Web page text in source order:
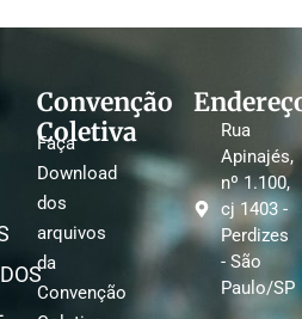
Convenção
Coletiva
Faça
Download
dos
arquivos
da
Convenção
Rua
Apinajés,
nº 1.100,
cj 1403 -
Perdizes
- São
Paulo/SP